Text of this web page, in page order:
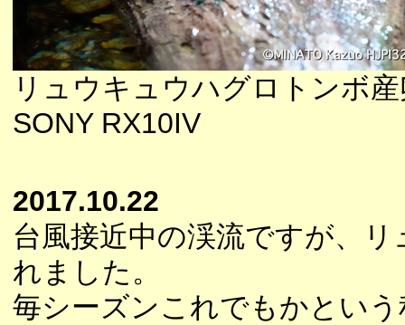
リュウキュウハグロトンボ
SONY RX10IV
2017.10.22
台風接近中の渓流ですが、
れました。
毎シーズンこれでもかとい